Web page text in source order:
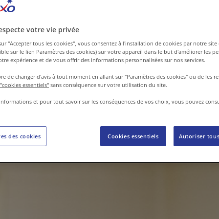
projet inspirant. Nous sommes convaincus que nos
comptons plus de 100 fonctions différentes. Nous
gérant, agent de gardiennage ou encore collaborateur
votre vie privée
"Accepter tous les cookies", vous consentez à l'installation de cookies par notre site
sur le lien Paramètres des cookies) sur votre appareil dans le but d'améliorer les
expérience et de vous offrir des informations personnalisées sur nos services.
de changer d'avis à tout moment en allant sur "Paramètres des cookies" ou de les
essentiels" sans conséquence sur votre utilisation du site.
et pour tout savoir sur les conséquences de vos choix, vous pouvez
des cookies Cookies essentiels Autoriser